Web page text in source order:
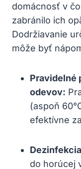
domácnosť v
zabránilo ich
Dodržiavanie
môže byť
Pravidelné
odevov:
(aspoň
efektívne
do horúcej